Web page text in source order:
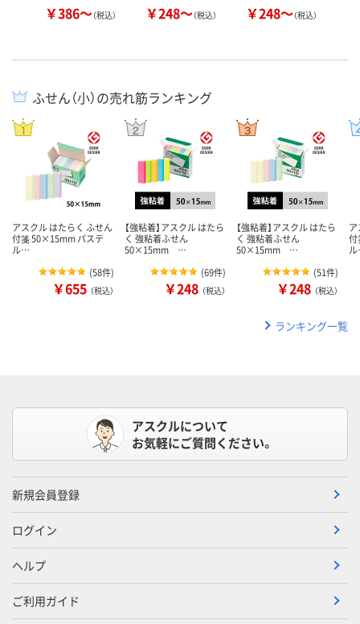
￥386～（税込） ￥248～（税込） ￥248～（税込）
ふせん（小）の売れ筋ランキング
アスクル はたらく ふせん
付箋 50×15mm パステ
ル…
(58件)
￥655 （税込）
【強粘着】アスクル はたら
く 強粘着ふせん
50×15mm …
(69件)
￥248 （税込）
【強粘着】アスクル はたら
く 強粘着ふせん
50×15mm …
(51件)
￥248 （税込）
ランキング一覧
アスクルについて
お気軽にご質問ください。
新規会員登録
ログイン
ヘルプ
ご利用ガイド